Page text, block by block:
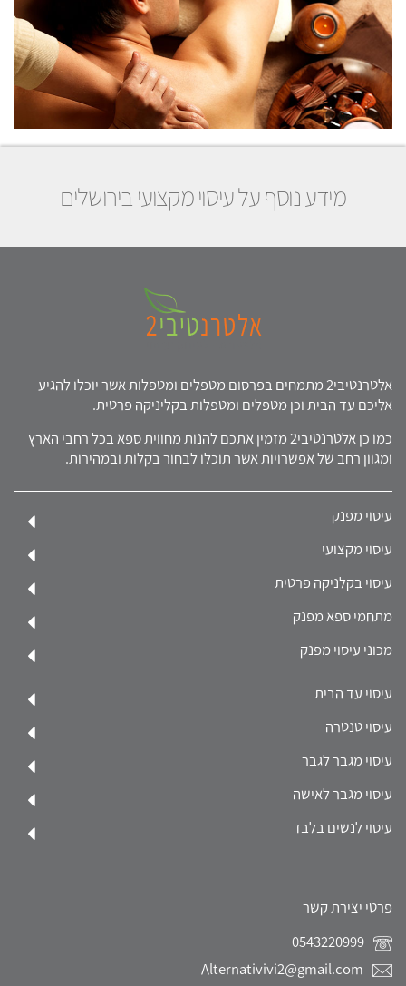
מידע נוסף על עיסוי מקצועי בירושלים
אלטרנטיבי2 מתמחים בפרסום מטפלים ומטפלות אשר יוכלו להגיע
אליכם עד הבית וכן מטפלים ומטפלות בקליניקה פרטית.
כמו כן אלטרנטיבי2 מזמין אתכם להנות מחווית ספא בכל רחבי הארץ
ומגוון רחב של אפשרויות אשר תוכלו לבחור בקלות ובמהירות.
עיסוי מפנק
עיסוי מקצועי
עיסוי בקלניקה פרטית
מתחמי ספא מפנק
מכוני עיסוי מפנק
עיסוי עד הבית
עיסוי טנטרה
עיסוי מגבר לגבר
עיסוי מגבר לאישה
עיסוי לנשים בלבד
פרטי יצירת קשר
Alternativivi2@gmail.com